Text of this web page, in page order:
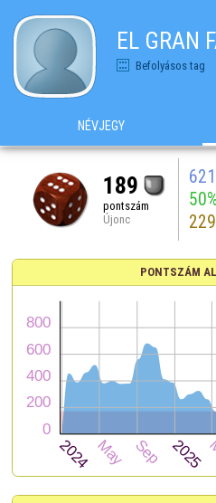
EL GRAN
Befolyásos tag
NÉVJEGY
189
pontszám
Újonc
50%
229
PONTSZÁM